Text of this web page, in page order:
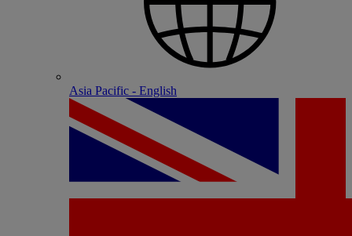
Asia Pacific - English